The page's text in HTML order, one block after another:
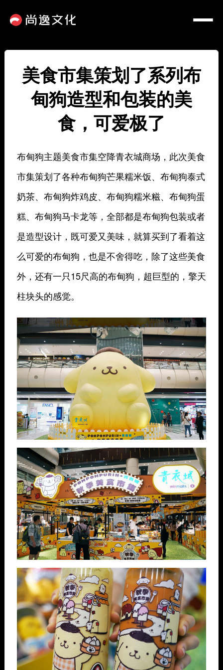
美食市集策划了系列布
甸狗造型和包装的美
食，可爱极了
布甸狗主题美食市集空降青衣城商场，此次美食
市集策划了各种布甸狗芒果糯米饭、布甸狗泰式
奶茶、布甸狗炸鸡皮、布甸狗糯米糍、布甸狗蛋
糕、布甸狗马卡龙等，全部都是布甸狗包装或者
是造型设计，既可爱又美味，就算买到了看着这
么可爱的布甸狗，也是不舍得吃，除了这些美食
外，还有一只15尺高的布甸狗，超巨型的，擎天
柱块头的感觉。